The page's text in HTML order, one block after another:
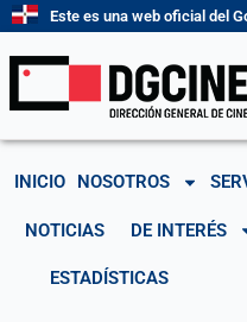
contenido
Este es una web oficial del
INICIO NOSOTROS
NOTICIAS DE INTERÉS
ESTADÍSTICAS